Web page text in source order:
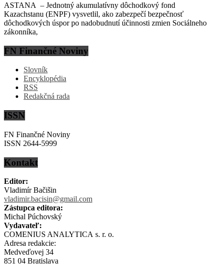
ASTANA – Jednotný akumulatívny dôchodkový fond
Kazachstanu (ENPF) vysvetlil, ako zabezpečí bezpečnosť
dôchodkových úspor po nadobudnutí účinnosti zmien Sociálneho
zákonníka,
FN Finančné Noviny
Slovník
Encyklopédia
RSS
Redakčná rada
ISSN
FN Finančné Noviny
ISSN 2644-5999
Kontakt
Editor:
Vladimír Bačišin
vladimir.bacisin@gmail.com
Zástupca editora:
Michal Púchovský
Vydavateľ:
COMENIUS ANALYTICA s. r. o.
Adresa redakcie:
Medveďovej 34
851 04 Bratislava